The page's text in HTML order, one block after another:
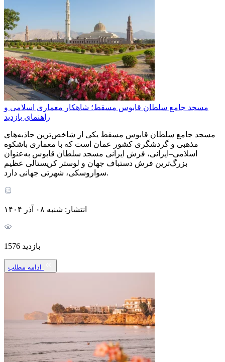
مسجد جامع سلطان قابوس مسقط؛ شاهکار معماری اسلامی و
راهنمای بازدید
مسجد جامع سلطان قابوس مسقط یکی از شاخص‌ترین جاذبه‌های
مذهبی و گردشگری کشور عمان است که با معماری باشکوه
اسلامی–ایرانی، فرش ایرانی مسجد سلطان قابوس به‌عنوان
بزرگ‌ترین فرش دستباف جهان و لوستر کریستالی عظیم
سواروسکی، شهرتی جهانی دارد.
انتشار: شنبه ۰۸ آذر ۱۴۰۴
بازدید 1576
ادامه مطلب